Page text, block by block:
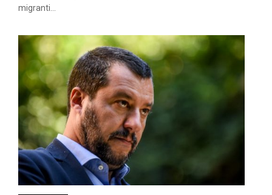
migranti...